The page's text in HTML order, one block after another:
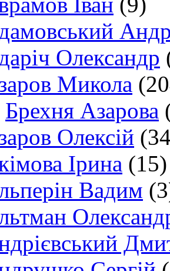
Олександр
Микола
Брехня Азарова
Олексій
Ірина (15)
Вадим